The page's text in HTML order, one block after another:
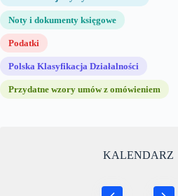
Noty i dokumenty księgowe
Podatki
Polska Klasyfikacja Działalności
Przydatne wzory umów z omówieniem
KALENDARZ